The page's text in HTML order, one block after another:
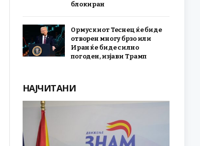
блокиран
Ормускиот Теснец ќе биде
отворен многу брзо или
Иран ќе биде силно
погоден, изјави Трамп
НАЈЧИТАНИ